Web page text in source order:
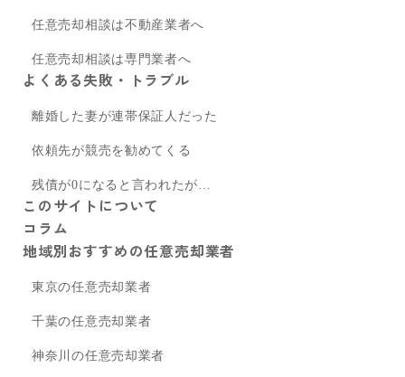
任意売却相談は不動産業者へ
任意売却相談は専門業者へ
よくある失敗・トラブル
離婚した妻が連帯保証人だった
依頼先が競売を勧めてくる
残債が0になると言われたが…
このサイトについて
コラム
地域別おすすめの任意売却業者
東京の任意売却業者
千葉の任意売却業者
神奈川の任意売却業者